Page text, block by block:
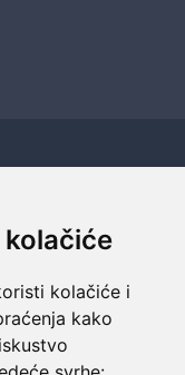
kolačiće i
kako